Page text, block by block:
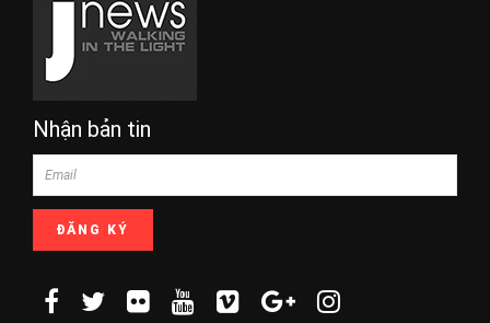
Nhận bản tin